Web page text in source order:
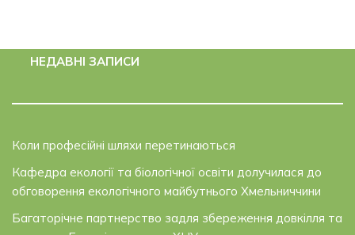
НЕДАВНІ ЗАПИСИ
Коли професійні шляхи перетинаються
Кафедра екології та біологічної освіти долучилася до
обговорення екологічного майбутнього Хмельниччини
Багаторічне партнерство задля збереження довкілля та